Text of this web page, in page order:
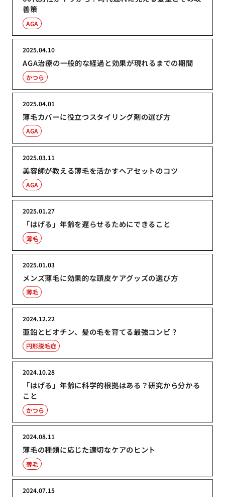
善策
AGA
AGA治療の一般的な経過と効果が現れるまでの期間
2025.04.10
かつら
薄毛カバーに役立つスタイリング剤の選び方
2025.04.01
AGA
美容師が教える薄毛を活かすヘアセットのコツ
2025.03.11
AGA
「はげる」年齢を遅らせるためにできること
2025.01.27
薄毛
メンズ薄毛に効果的な頭皮ケアグッズの選び方
2025.01.03
薄毛
亜鉛とビオチン、髪の毛を育てる最強コンビ？
2024.12.22
円形脱毛症
「はげる」年齢に科学的根拠はある？研究から分かる
こと
2024.10.28
かつら
薄毛の種類に応じた適切なケアのヒント
2024.08.11
薄毛
2024.07.15